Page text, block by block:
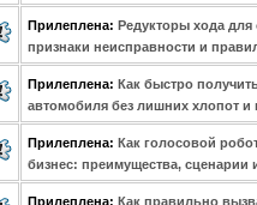
Прилеплена: Редукторы хода для
признаки неисправности и
Прилеплена: Как быстро
автомобиля без лишних хлопот и
Прилеплена: Как голосовой
бизнес: преимущества, сценарии
Прилеплена: Как правильно